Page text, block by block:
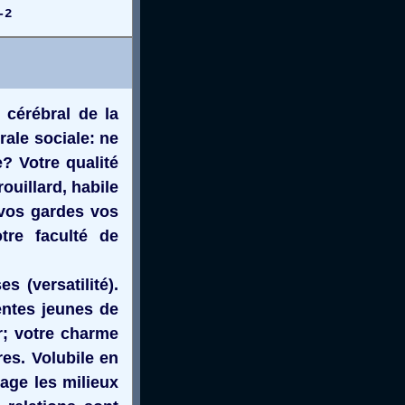
cérébral de la
sociale: ne
Votre qualité
habile
gardes vos
faculté de
(versatilité).
jeunes de
votre charme
Volubile en
les milieux